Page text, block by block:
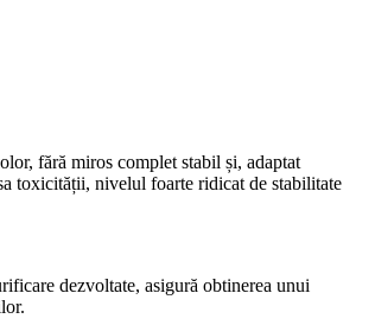
fără miros complet stabil și, adaptat
toxicității, nivelul foarte ridicat de stabilitate
dezvoltate, asigură obtinerea unui